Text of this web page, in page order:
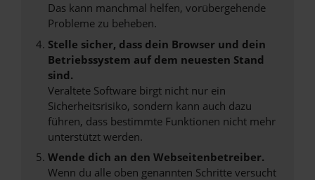
Das kann manchmal helfen, vorübergehende
Probleme zu beheben.
Stelle sicher, dass dein Browser und dein
Betriebssystem auf dem neuesten Stand
sind.
Veraltete Software birgt nicht nur ein
Sicherheitsrisiko, sondern kann auch dazu
führen, dass bestimmte Funktionen nicht mehr
unterstützt werden.
Wende dich an den Webseitenbetreiber.
Wenn du alle oben genannten Schritte versucht